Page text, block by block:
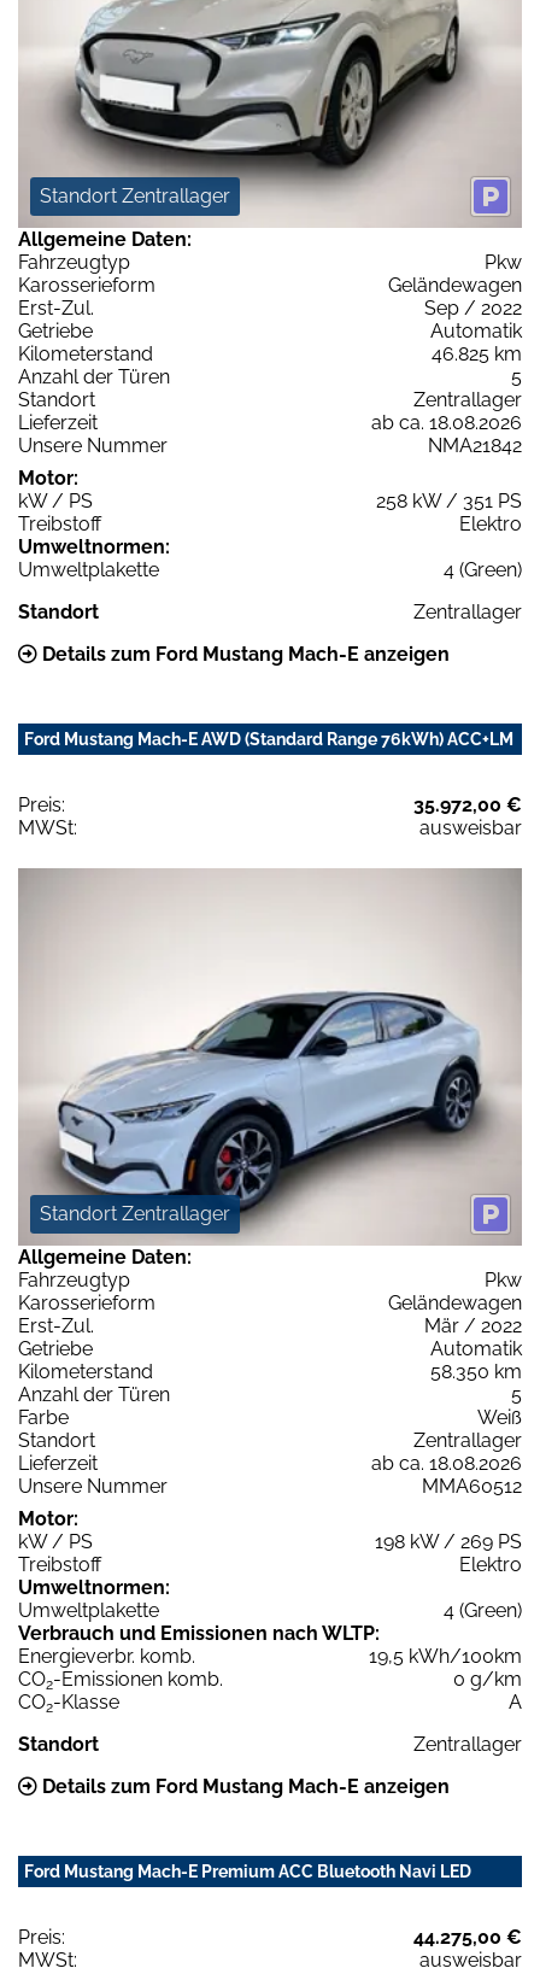
Standort Zentrallager
Allgemeine Daten:
Fahrzeugtyp
Pkw
Karosserieform
Geländewagen
Erst-Zul.
Sep / 2022
Getriebe
Automatik
Kilometerstand
46.825 km
Anzahl der Türen
5
Standort
Zentrallager
Lieferzeit
ab ca. 18.08.2026
Unsere Nummer
NMA21842
Motor:
kW / PS
258 kW / 351 PS
Treibstoff
Elektro
Umweltnormen:
Umweltplakette
4 (Green)
Standort
Zentrallager
Details zum Ford Mustang Mach-E anzeigen
Ford Mustang Mach-E AWD (Standard Range 76kWh) ACC+LM
Preis:
35.972,00 €
MWSt:
ausweisbar
Standort Zentrallager
Allgemeine Daten:
Fahrzeugtyp
Pkw
Karosserieform
Geländewagen
Erst-Zul.
Mär / 2022
Getriebe
Automatik
Kilometerstand
58.350 km
Anzahl der Türen
5
Farbe
Weiß
Standort
Zentrallager
Lieferzeit
ab ca. 18.08.2026
Unsere Nummer
MMA60512
Motor:
kW / PS
198 kW / 269 PS
Treibstoff
Elektro
Umweltnormen:
Umweltplakette
4 (Green)
Verbrauch und Emissionen nach WLTP:
Energieverbr. komb.
19,5 kWh/100km
CO2-Emissionen komb.
0 g/km
CO2-Klasse
A
Standort
Zentrallager
Details zum Ford Mustang Mach-E anzeigen
Ford Mustang Mach-E Premium ACC Bluetooth Navi LED
Preis:
44.275,00 €
MWSt:
ausweisbar